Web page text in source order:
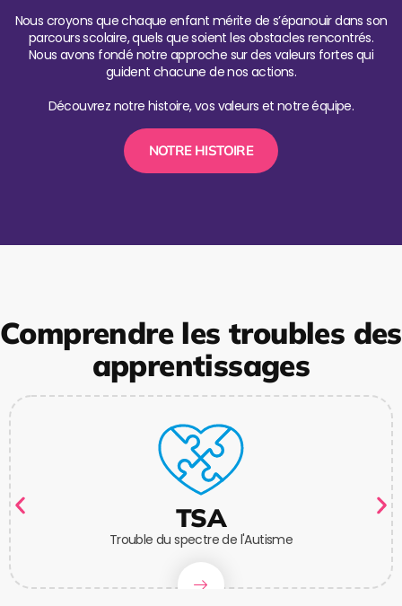
Nous croyons que chaque enfant mérite de s’épanouir dans son
parcours scolaire, quels que soient les obstacles rencontrés.
Nous avons fondé notre approche sur des valeurs fortes qui
guident chacune de nos actions.
Découvrez notre histoire, vos valeurs et notre équipe.
NOTRE HISTOIRE
Comprendre les troubles des
apprentissages
TSA
Trouble du spectre de l'Autisme